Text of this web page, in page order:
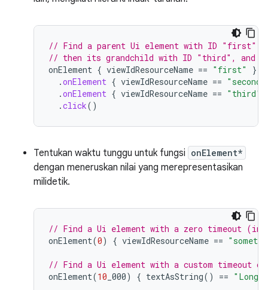
// Find a parent Ui element with ID "first",
// then its grandchild with ID "third", and
onElement { viewIdResourceName == "first"
}
.onElement { viewIdResourceName == "second"
.onElement { viewIdResourceName == "third"
.click()
Tentukan waktu tunggu untuk fungsi onElement*
dengan meneruskan nilai yang merepresentasikan
milidetik.
// Find a Ui element with a zero timeout
onElement(0) { viewIdResourceName ==
// Find a Ui element with a custom timeout of
onElement(10 _000) { textAsString() == "Long